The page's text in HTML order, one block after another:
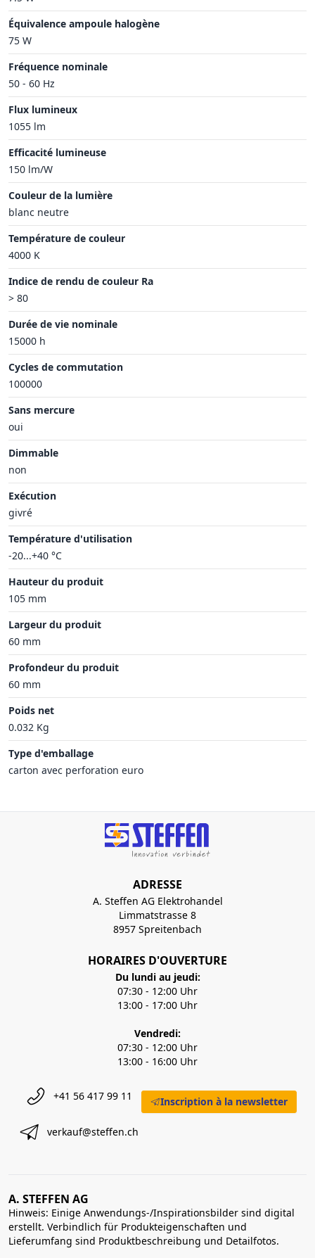
Équivalence ampoule halogène
75 W
Fréquence nominale
50 - 60 Hz
Flux lumineux
1055 lm
Efficacité lumineuse
150 lm/W
Couleur de la lumière
blanc neutre
Température de couleur
4000 K
Indice de rendu de couleur Ra
> 80
Durée de vie nominale
15000 h
Cycles de commutation
100000
Sans mercure
oui
Dimmable
non
Exécution
givré
Température d'utilisation
-20...+40 °C
Hauteur du produit
105 mm
Largeur du produit
60 mm
Profondeur du produit
60 mm
Poids net
0.032 Kg
Type d'emballage
carton avec perforation euro
ADRESSE
A. Steffen AG Elektrohandel
Limmatstrasse 8
8957 Spreitenbach
HORAIRES D'OUVERTURE
Du lundi au jeudi:
07:30 - 12:00 Uhr
13:00 - 17:00 Uhr
Vendredi:
07:30 - 12:00 Uhr
13:00 - 16:00 Uhr
+41 56 417 99 11
verkauf@steffen.ch
Inscription à la newsletter
A. STEFFEN AG
Hinweis: Einige Anwendungs-/Inspirationsbilder sind digital
erstellt. Verbindlich für Produkteigenschaften und
Lieferumfang sind Produktbeschreibung und Detailfotos.